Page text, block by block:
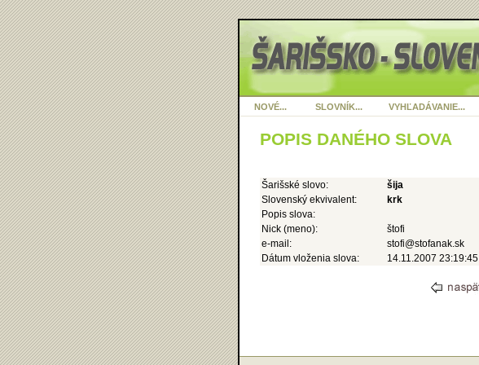
NOVÉ... SLOVNÍK... VYHĽADÁVANIE...
POPIS DANÉHO SLOVA
Šarišské slovo:
šija
Slovenský ekvivalent:
krk
Popis slova:
Nick (meno):
štofi
e-mail:
stofi@stofanak.sk
Dátum vloženia slova:
14.11.2007 23:19:45